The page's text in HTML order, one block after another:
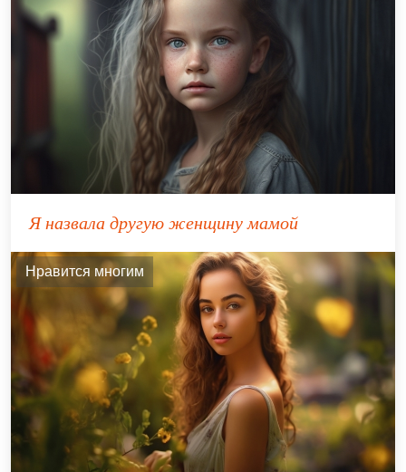
Я назвала другую женщину мамой
Нравится многим